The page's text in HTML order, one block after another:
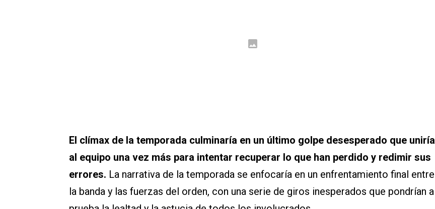
El clímax de la temporada culminaría en un último golpe desesperado que uniría
al equipo una vez más para intentar recuperar lo que han perdido y redimir sus
errores. La narrativa de la temporada se enfocaría en un enfrentamiento final entre
la banda y las fuerzas del orden, con una serie de giros inesperados que pondrían a